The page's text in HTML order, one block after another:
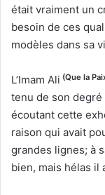
était vraiment un
besoin de ces
modèles dans sa
L’Imam Ali (Que la
tenu de son degré
écoutant cette
raison qui avait
grandes lignes; à
bien, mais hélas il